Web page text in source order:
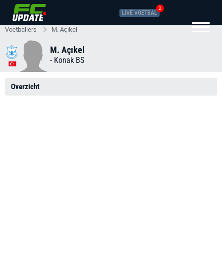
LIVE VOETBAL
2
Voetballers M. Açıkel
M. Açıkel
- Konak BS
Overzicht